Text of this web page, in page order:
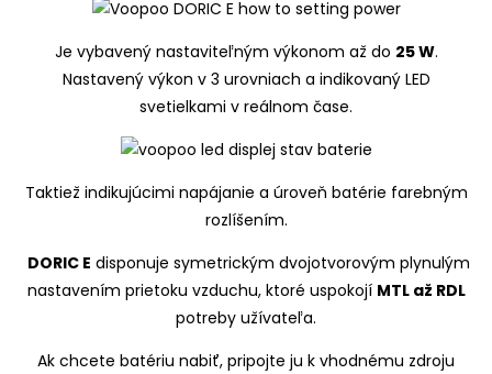
Je vybavený nastaviteľným výkonom až do 25 W.
Nastavený výkon v 3 urovniach a indikovaný LED
svetielkami v reálnom čase.
Taktiež indikujúcimi napájanie a úroveň batérie farebným
rozlíšením.
DORIC E disponuje symetrickým dvojotvorovým plynulým
nastavením prietoku vzduchu, ktoré uspokojí MTL až RDL
potreby užívateľa.
Ak chcete batériu nabiť, pripojte ju k vhodnému zdroju